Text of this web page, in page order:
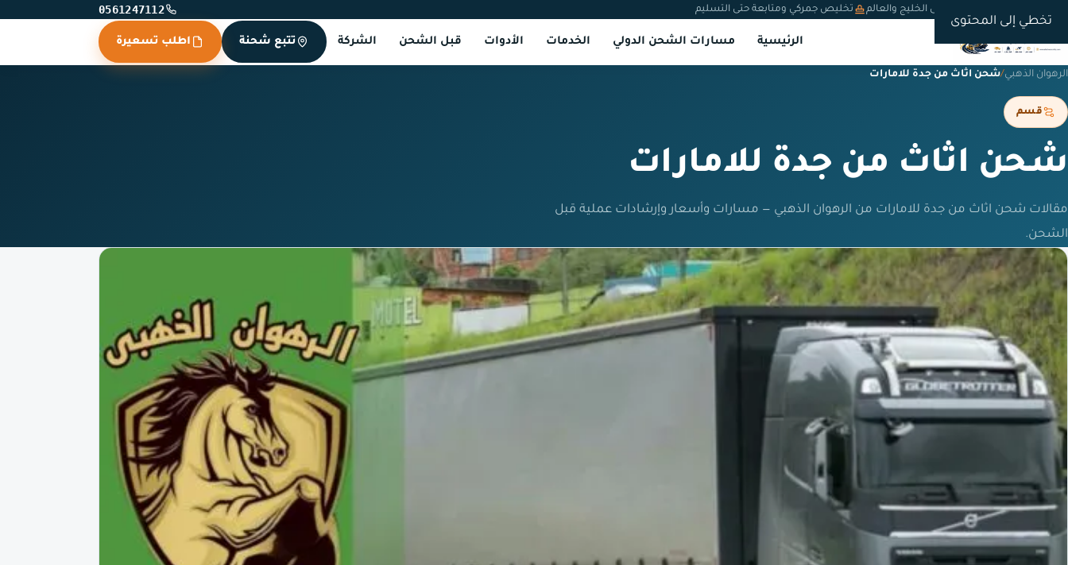
تخطي إلى المحتوى
شحن دولي من السعودية إلى الخليج والعالم تخليص جمركي ومتابعة حتى التسليم 0561247112
الرئيسية مسارات الشحن الدولي الخدمات الأدوات قبل الشحن الشركة تتبع شحنة اطلب تسعيرة
الرهوان الذهبي/شحن اثاث من جدة للامارات
قسم
شحن اثاث من جدة للامارات
مقالات شحن اثاث من جدة للامارات من الرهوان الذهبي — مسارات وأسعار وإرشادات عملية قبل
الشحن.